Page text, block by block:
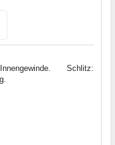
Schlitz: